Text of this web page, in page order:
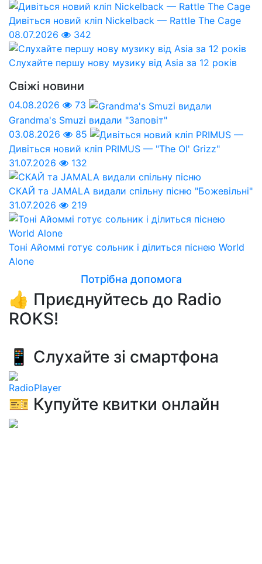
Дивіться новий кліп Nickelback — Rattle The Cage
08.07.2026
342
Слухайте першу нову музику від Asia за 12 років
Свіжі новини
04.08.2026
73
Grandma's Smuzi видали "Заповіт"
03.08.2026
85
Дивіться новий кліп PRIMUS — "The Ol' Grizz"
31.07.2026
132
СКАЙ та JAMALA видали спільну пісню "Божевільні"
31.07.2026
219
Тоні Айоммі готує сольник і ділиться піснею World
Alone
Потрібна допомога
👍 Приєднуйтесь до Radio
ROKS!
📱 Слухайте зі смартфона
RadioPlayer
🎫 Купуйте квитки онлайн